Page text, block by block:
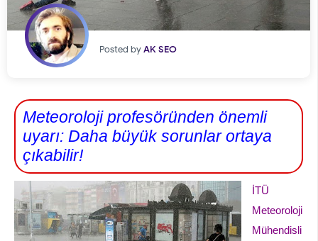
Posted byAK SEO
Meteoroloji profesöründen önemli
uyarı: Daha büyük sorunlar ortaya
çıkabilir!
İTÜ
Meteoroloji
Mühendisli